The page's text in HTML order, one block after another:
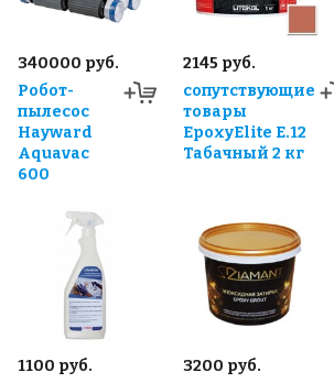
340000 руб.
Робот-
пылесос
Hayward
Aquavac
600
2145 руб.
сопутствующие
товары
EpoxyElite E.12
Табачный 2 кг
1100 руб.
3200 руб.